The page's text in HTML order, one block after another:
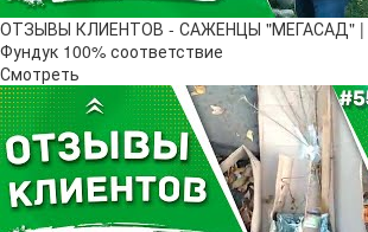
ОТЗЫВЫ КЛИЕНТОВ - САЖЕНЦЫ "МЕГАСАД" |
Фундук 100% соответствие
Смотреть